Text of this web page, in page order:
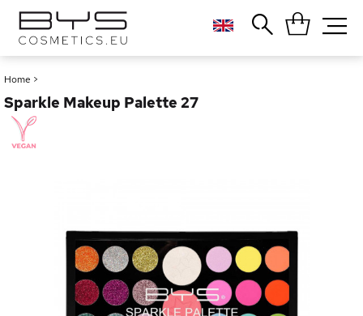
Home >
Sparkle Makeup Palette 27
Close
Foundation